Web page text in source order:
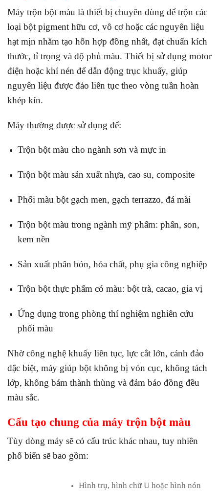
Máy trộn bột màu là thiết bị chuyên dùng để trộn các
loại bột pigment hữu cơ, vô cơ hoặc các nguyên liệu
hạt mịn nhằm tạo hỗn hợp đồng nhất, đạt chuẩn kích
thước, tỉ trọng và độ phủ màu. Thiết bị sử dụng motor
điện hoặc khí nén để dẫn động trục khuấy, giúp
nguyên liệu được đảo liên tục theo vòng tuần hoàn
khép kín.
Máy thường được sử dụng để:
Trộn bột màu cho ngành sơn và mực in
Trộn bột màu sản xuất nhựa, cao su, composite
Phối màu bột gạch men, gạch terrazzo, đá mài
Trộn bột màu trong ngành mỹ phẩm: phấn, son,
kem nền
Sản xuất phân bón, hóa chất, phụ gia công nghiệp
Trộn bột thực phẩm có màu: bột trà, cacao, gia vị
Ứng dụng trong phòng thí nghiệm nghiên cứu
phối màu
Nhờ công nghệ khuấy liên tục, lực cắt lớn, cánh đảo
đặc biệt, máy giúp bột không bị vón cục, không tách
lớp, không bám thành thùng và đảm bảo đồng đều
màu sắc.
Cấu tạo chung của máy trộn bột màu
Tùy dòng máy sẽ có cấu trúc khác nhau, tuy nhiên
phổ biến sẽ bao gồm:
Hình trụ, hình chữ U hoặc hình nón